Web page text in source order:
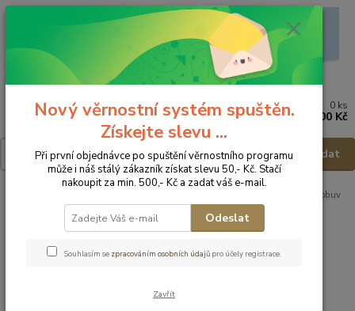
Menu
Hledat
0 ks
0,00 Kč
FARE BARE Dětská obuv
A5221292 - vel.30
FARE BARE Dětská obuv
A5221292 - vel.30
Nový věrnostní systém spuštěn.
Získejte slevu ...
Při první objednávce po spuštění věrnostního programu
může i náš stálý zákazník získat slevu 50,- Kč. Stačí
nakoupit za min. 500,- Kč a zadat váš e-mail.
Odeslat
Souhlasím se zpracováním osobních údajů pro účely registrace.
Zavřít